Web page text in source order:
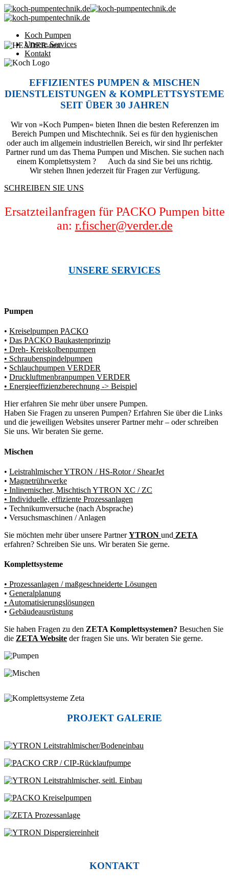
Koch Pumpen
Unsere Services
Kontakt
EFFIZIENTES PUMPEN & MISCHEN
DIENSTLEISTUNGEN & KOMPLETTSYSTEME
SEIT ÜBER 30 JAHREN
Wir von »Koch Pumpen« bieten Ihnen die besten Referenzen im
Bereich Pumpen und Mischtechnik. Sei es für den hygienischen
oder auch im allgemein industriellen Bereich, wir sind Ihr perfekter
Partner rund um das Thema Pumpen und Mischen. Sie suchen nach
einem Komplettsystem ? Auch da sind Sie bei uns richtig.
Wir stehen Ihnen jederzeit für Fragen zur Verfügung.
SCHREIBEN SIE UNS
Ersatzteilanfragen für PACKO Pumpen bitte
an: r.fischer@verder.de
UNSERE SERVICES
Pumpen
• Kreiselpumpen PACKO
• Das PACKO Baukastenprinzip
• Dreh- Kreiskolbenpumpen
• Schraubenspindelpumpen
• Schlauchpumpen VERDER
• Druckluftmenbranpumpen VERDER
• Energieeffizienzberechnung -> Beispiel
Hier erfahren Sie mehr über unsere Pumpen.
Haben Sie Fragen zu unseren Pumpen? Erfahren Sie über die Links
und die jeweiligen Websites unserer Partner mehr – oder schreiben
Sie uns. Wir beraten Sie gerne.
Mischen
• Leistrahlmischer YTRON / HS-Rotor / ShearJet
• Magnetrührwerke
• Inlinemischer, Mischtisch YTRON XC / ZC
• Individuelle, effiziente Prozessanlagen
• Technikumversuche (nach Absprache)
• Versuchsmaschinen / Anlagen
Sie möchten mehr über unsere PartnerYTRON und ZETA
erfahren? Schreiben Sie uns. Wir beraten Sie gerne.
Komplettsysteme
• Prozessanlagen / maßgeschneiderte Lösungen
• Generalplanung
• Automatisierungslösungen
• Gebäudeausrüstung
Sie haben Fragen zu den ZETA Komplettsystemen? Besuchen Sie
die ZETA Website der fragen Sie uns. Wir beraten Sie gerne.
PROJEKT GALERIE
KONTAKT